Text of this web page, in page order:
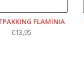
FLAMINIA
€13,95